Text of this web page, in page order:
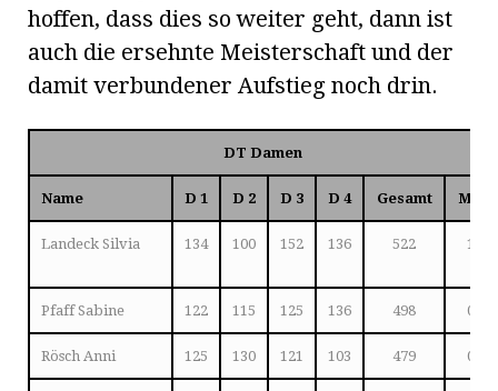
hoffen, dass dies so weiter geht, dann ist
auch die ersehnte Meisterschaft und der
damit verbundener Aufstieg noch drin.
DT Damen
Name D 1 D 2 D 3 D 4 Gesamt MP
Landeck Silvia 134 100 152 136 522 1
Pfaff Sabine 122 115 125 136 498 0
Rösch Anni 125 130 121 103 479 0